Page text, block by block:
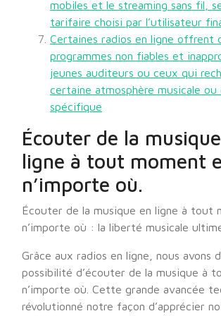
mobiles et le streaming sans fil,
tarifaire choisi par l’utilisateur
Certaines radios en ligne offrent
programmes non fiables et
jeunes auditeurs ou ceux qui
certaine atmosphère musicale ou
spécifique
Écouter de la
ligne à tout moment
n’importe où.
Écouter de la musique en ligne à tout
n’importe où : la liberté musicale
Grâce aux radios en ligne, nous avons
possibilité d’écouter de la musique à
n’importe où. Cette grande avancée
révolutionné notre façon d’apprécier